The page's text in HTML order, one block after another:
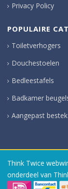
Privacy Policy
POPULAIRE
Toiletverhogers
Douchestoelen
Bedleestafels
Badkamer
Aangepast bestek
Think Twice
onderdeel van